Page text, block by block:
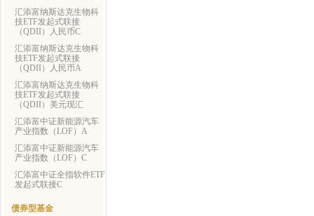
汇添富纳斯达克生物科
技ETF发起式联接
（QDII）人民币C
汇添富纳斯达克生物科
技ETF发起式联接
（QDII）人民币A
汇添富纳斯达克生物科
技ETF发起式联接
（QDII）美元现汇
汇添富中证新能源汽车
产业指数（LOF）A
汇添富中证新能源汽车
产业指数（LOF）C
汇添富中证全指软件ETF
发起式联接C
债券型基金